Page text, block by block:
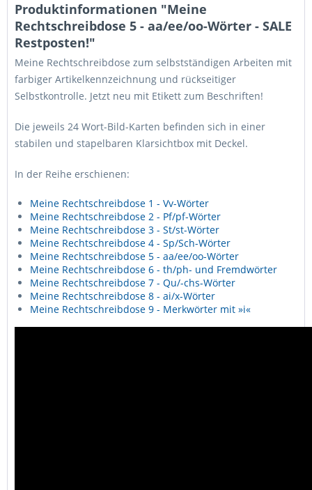
Produktinformationen "Meine
Rechtschreibdose 5 - aa/ee/oo-Wörter - SALE
Restposten!"
Meine Rechtschreibdose zum selbstständigen Arbeiten mit
farbiger Artikelkennzeichnung und rückseitiger
Selbstkontrolle. Jetzt neu mit Etikett zum Beschriften!
Die jeweils 24 Wort-Bild-Karten befinden sich in einer
stabilen und stapelbaren Klarsichtbox mit Deckel.
In der Reihe erschienen:
Meine Rechtschreibdose 1 - Vv-Wörter
Meine Rechtschreibdose 2 - Pf/pf-Wörter
Meine Rechtschreibdose 3 - St/st-Wörter
Meine Rechtschreibdose 4 - Sp/Sch-Wörter
Meine Rechtschreibdose 5 - aa/ee/oo-Wörter
Meine Rechtschreibdose 6 - th/ph- und Fremdwörter
Meine Rechtschreibdose 7 - Qu/-chs-Wörter
Meine Rechtschreibdose 8 - ai/x-Wörter
Meine Rechtschreibdose 9 - Merkwörter mit »i«